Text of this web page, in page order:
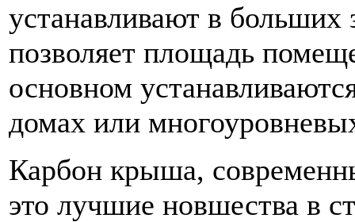
устанавливают в больших
позволяет площадь
основном
домах или
Карбон крыша,
это лучшие новшества в